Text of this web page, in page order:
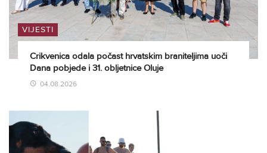
VIJESTI
Crikvenica odala počast hrvatskim braniteljima uoči
Dana pobjede i 31. obljetnice Oluje
04.08.2026